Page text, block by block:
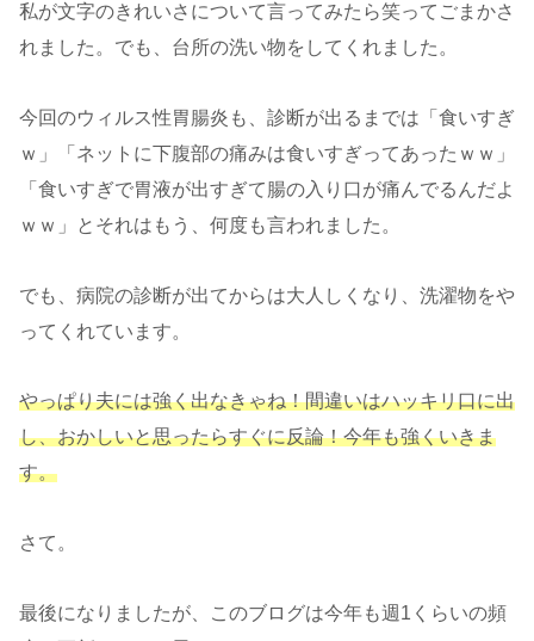
私が文字のきれいさについて言ってみたら笑ってごまかさ
れました。でも、台所の洗い物をしてくれました。
今回のウィルス性胃腸炎も、診断が出るまでは「食いすぎ
ｗ」「ネットに下腹部の痛みは食いすぎってあったｗｗ」
「食いすぎで胃液が出すぎて腸の入り口が痛んでるんだよ
ｗｗ」とそれはもう、何度も言われました。
でも、病院の診断が出てからは大人しくなり、洗濯物をや
ってくれています。
やっぱり夫には強く出なきゃね！間違いはハッキリ口に出
し、おかしいと思ったらすぐに反論！今年も強くいきま
す。
さて。
最後になりましたが、このブログは今年も週1くらいの頻